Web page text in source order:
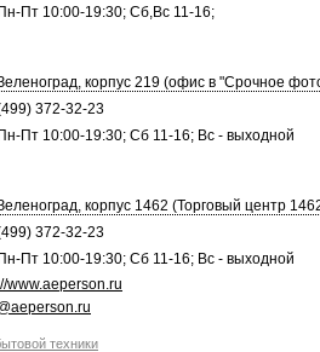
Пн-Пт 10:00-19:30; Сб,Вс 11-16;
корпус 219 (офис в "Срочное
372-32-23
Пн-Пт 10:00-19:30; Сб 11-16; Вс - выходной
корпус 1462 (Торговый центр
372-32-23
Пн-Пт 10:00-19:30; Сб 11-16; Вс - выходной
www.aeperson.ru
техники